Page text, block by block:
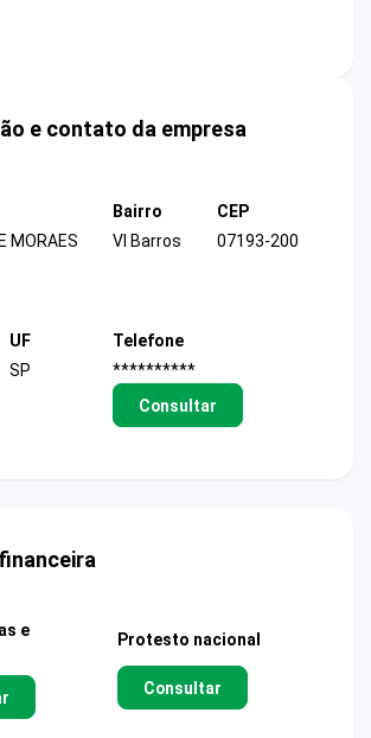
e contato da empresa
MORAES
Bairro
Vl Barros
CEP
07193-200
UF
SP
Telefone
**********
Consultar
e
Protesto nacional
Consultar